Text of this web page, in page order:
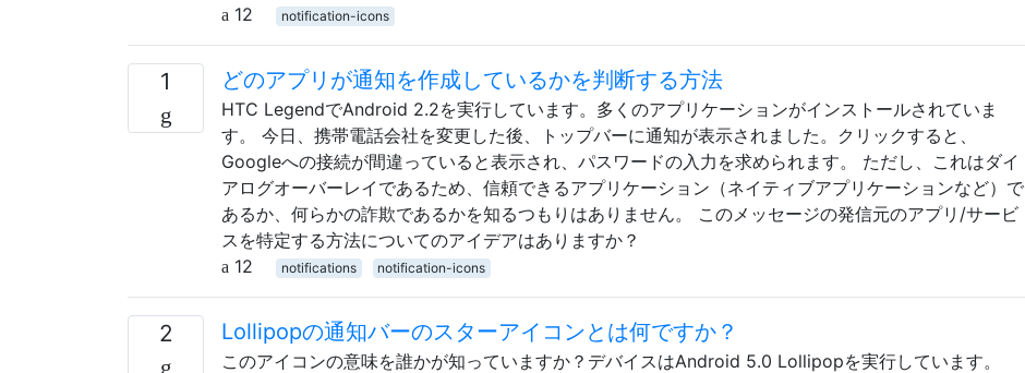
12
notification-icons
1 どのアプリが通知を作成しているかを判断する方法
HTC LegendでAndroid 2.2を実行しています。多くのアプリケーションがインストールされていま
す。 今日、携帯電話会社を変更した後、トップバーに通知が表示されました。クリックすると、
Googleへの接続が間違っていると表示され、パスワードの入力を求められます。 ただし、これはダイ
アログオーバーレイであるため、信頼できるアプリケーション（ネイティブアプリケーションなど）で
あるか、何らかの詐欺であるかを知るつもりはありません。 このメッセージの発信元のアプリ/サービ
スを特定する方法についてのアイデアはありますか？
12
notifications notification-icons
2 Lollipopの通知バーのスターアイコンとは何ですか？
このアイコンの意味を誰かが知っていますか？デバイスはAndroid 5.0 Lollipopを実行しています。